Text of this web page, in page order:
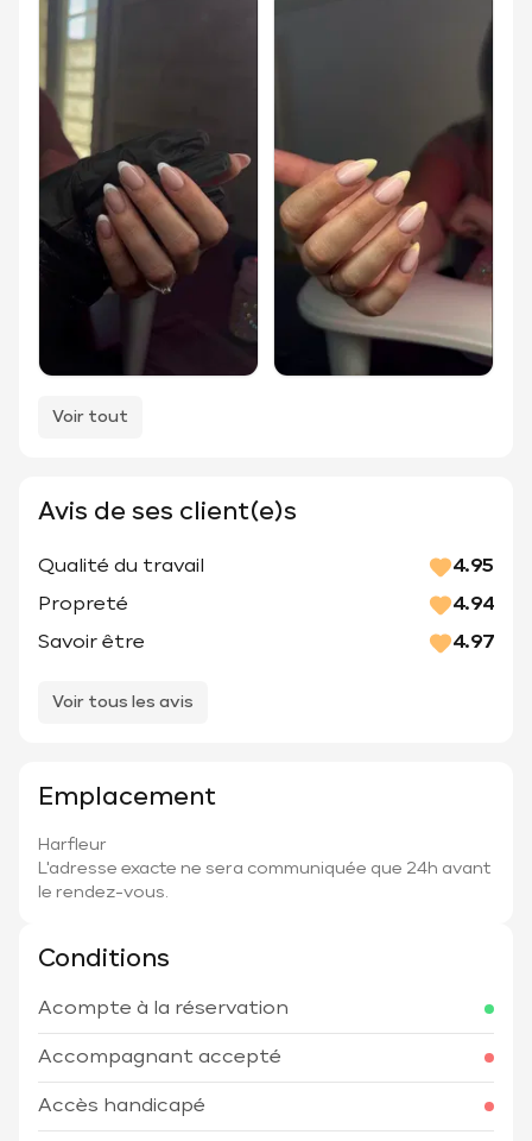
Voir tout
Avis de ses client(e)s
Qualité du travail
4.95
Propreté
4.94
Savoir être
4.97
Voir tous les avis
Emplacement
Harfleur
L'adresse exacte ne sera communiquée que 24h avant
le rendez-vous.
Conditions
Acompte à la réservation
Accompagnant accepté
Accès handicapé